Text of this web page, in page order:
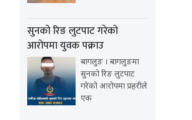
सुनको रिङ लुटपाट गरेको
आरोपमा युवक पक्राउ
बागलुङ । बागलुङमा
सुनको रिङ लुटपाट
गरेको आरोपमा प्रहरीले
एक